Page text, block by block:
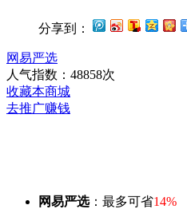
分享到：
网易严选
人气指数：48858次
收藏本商城
去推广赚钱
网易严选：最多可省14%